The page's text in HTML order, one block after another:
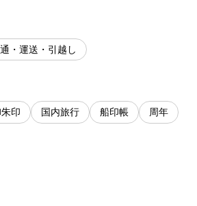
・運送・引越し
印 国内旅行 船印帳 周年